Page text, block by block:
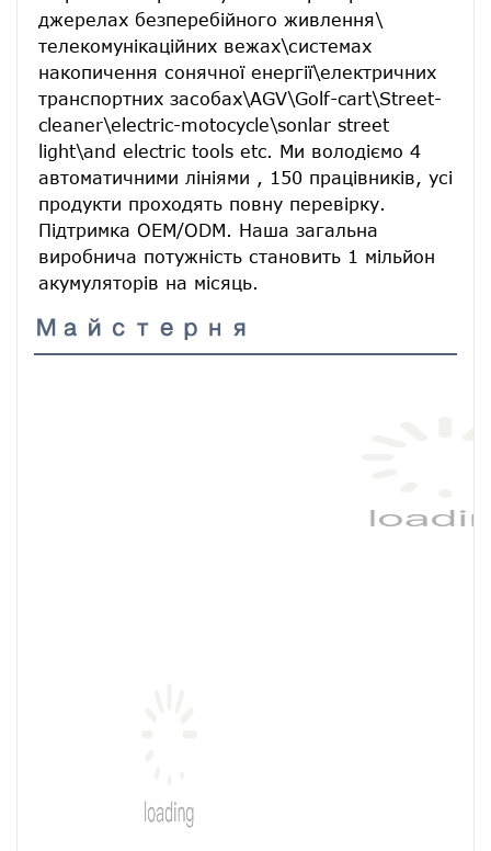
джерелах безперебійного живлення\
телекомунікаційних вежах\системах
накопичення сонячної енергії\електричних
транспортних засобах\AGV\Golf-cart\Street-
cleaner\electric-motocycle\sonlar street
light\and electric tools etc. Ми володіємо 4
автоматичними лініями , 150 працівників, усі
продукти проходять повну перевірку.
Підтримка OEM/ODM. Наша загальна
виробнича потужність становить 1 мільйон
акумуляторів на місяць.
Майстерня